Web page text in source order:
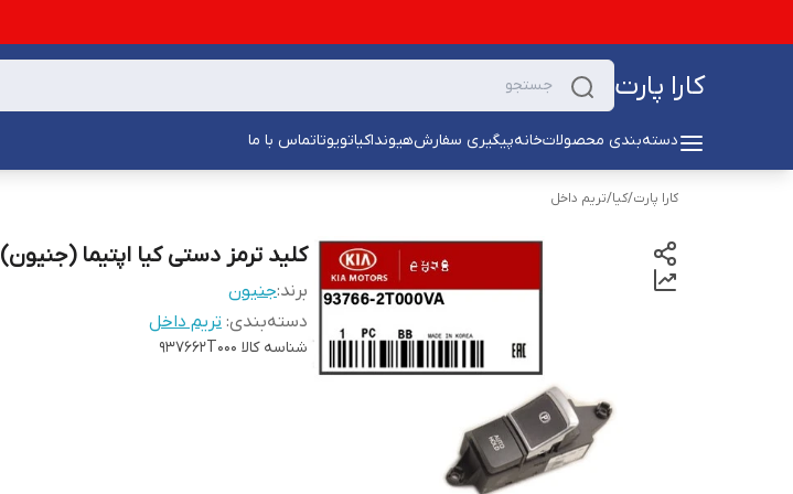
کارا پارت
دسته‌بندی محصولاتخانهپیگیری سفارشهیونداکیاتویوتاتماس با ما
کارا پارت/کیا/تریم داخل
کلید ترمز دستی کیا اپتیما (جنیون)
برند:جنیون
دسته‌بندی: تریم داخل
شناسه کالا 937662T000